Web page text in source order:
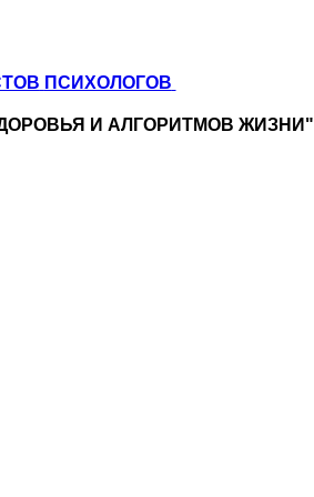
ПСИХОЛОГОВ
И АЛГОРИТМОВ ЖИЗНИ"